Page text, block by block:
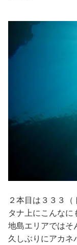
２本目は３３３（
タナ上にこんな
地島エリアではそ
久しぶりにアカネ